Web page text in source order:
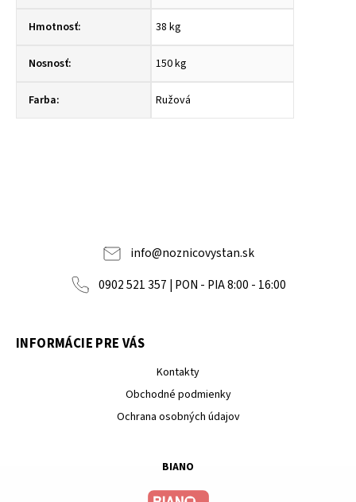
Hmotnosť: 38 kg
Nosnosť: 150 kg
Farba: Ružová
info@noznicovystan.sk
0902 521 357 | PON - PIA 8:00 - 16:00
INFORMÁCIE PRE VÁS
Kontakty
Obchodné podmienky
Ochrana osobných údajov
BIANO